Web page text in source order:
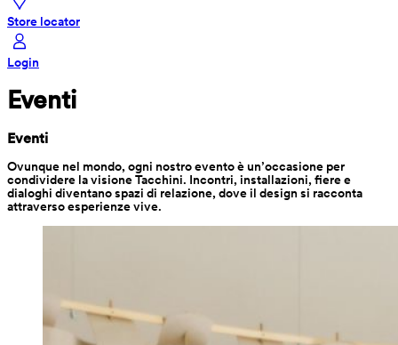
Store locator
Login
Eventi
Eventi
Ovunque nel mondo, ogni nostro evento è un’occasione per
condividere la visione Tacchini. Incontri, installazioni, fiere e
dialoghi diventano spazi di relazione, dove il design si racconta
attraverso esperienze vive.